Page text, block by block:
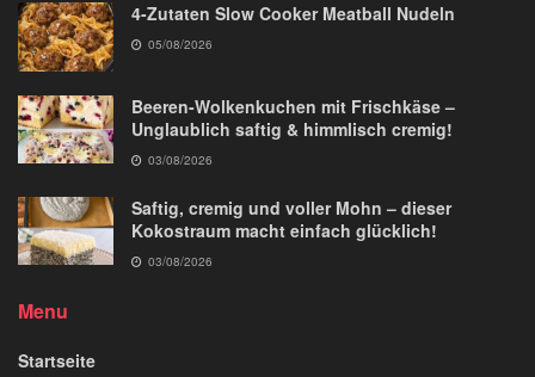
4-Zutaten Slow Cooker Meatball Nudeln
05/08/2026
Beeren-Wolkenkuchen mit Frischkäse –
Unglaublich saftig & himmlisch cremig!
03/08/2026
Saftig, cremig und voller Mohn – dieser
Kokostraum macht einfach glücklich!
03/08/2026
Menu
Startseite